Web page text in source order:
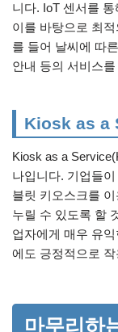
니다. IoT 센서를
이를 바탕으로 최
를 들어 날씨에 따
안내 등의 서비스
Kiosk as a
Kiosk as a
나입니다. 기업들
블릿 키오스크를
누릴 수 있도록 할
업자에게 매우 유
에도 긍정적으로
마무리하